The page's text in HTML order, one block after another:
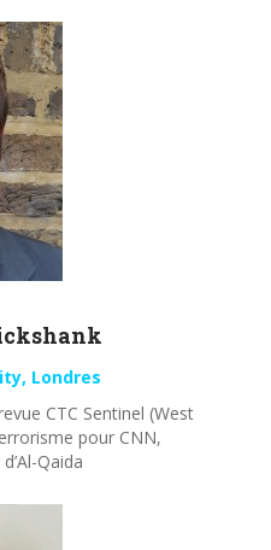
Londres
CTC Sentinel (West
pour CNN,
Qaida